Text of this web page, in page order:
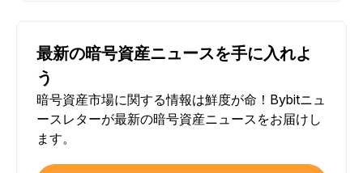
最新の暗号資産ニュースを手に入れよ
う
暗号資産市場に関する情報は鮮度が命！Bybitニュ
ースレターが最新の暗号資産ニュースをお届けし
ます。